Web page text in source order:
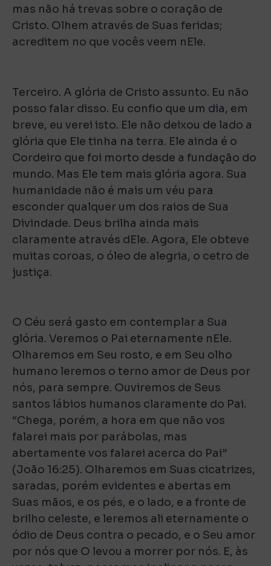
mas não há trevas sobre o coração de
Cristo. Olhem através de Suas feridas;
acreditem no que vocês veem nEle.
Terceiro. A glória de Cristo assunto. Eu não
posso falar disso. Eu confio que um dia, em
breve, eu verei isto. Ele não deixou de lado a
glória que Ele tinha na terra. Ele ainda é o
Cordeiro que foi morto desde a fundação do
mundo. Mas Ele tem mais glória agora. Sua
humanidade não é mais um véu para
esconder qualquer um dos raios de Sua
Divindade. Deus brilha ainda mais
claramente através dEle. Agora, Ele obteve
muitas coroas, o óleo de alegria, o cetro de
justiça.
O Céu será gasto em contemplar a Sua
glória. Veremos o Pai eternamente nEle.
Olharemos em Seu rosto, e em Seu olho
humano leremos o terno amor de Deus por
nós, para sempre. Ouviremos de Seus
santos lábios humanos claramente do Pai.
“Chega, porém, a hora em que não vos
falarei mais por parábolas, mas
abertamente vos falarei acerca do Pai”
(João 16:25). Olharemos em Suas cicatrizes,
saradas, porém evidentes e abertas em
Suas mãos, e os pés, e o lado, e a fronte de
brilho celeste, e leremos ali eternamente o
ódio de Deus contra o pecado, e o Seu amor
por nós que O levou a morrer por nós. E, às